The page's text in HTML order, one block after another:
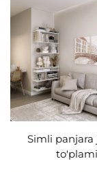
Simli panjara
to'plami